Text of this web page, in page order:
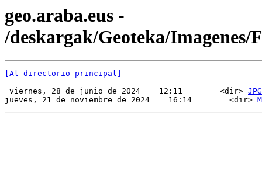
geo.araba.eus -
/deskargak/Geoteka/Imagenes/
[Al directorio principal]
viernes, 28 de junio de 2024    12:11        <dir> JPG
jueves, 21 de noviembre de 2024    16:14        <dir>